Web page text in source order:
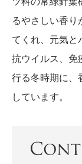
るやさしい香り
てくれ、元気と
抗ウイルス、免
行る冬時期に、
しています。